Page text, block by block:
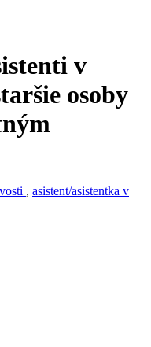
v
osoby
, asistent/asistentka v